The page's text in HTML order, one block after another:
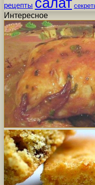
рецепты
Интересное